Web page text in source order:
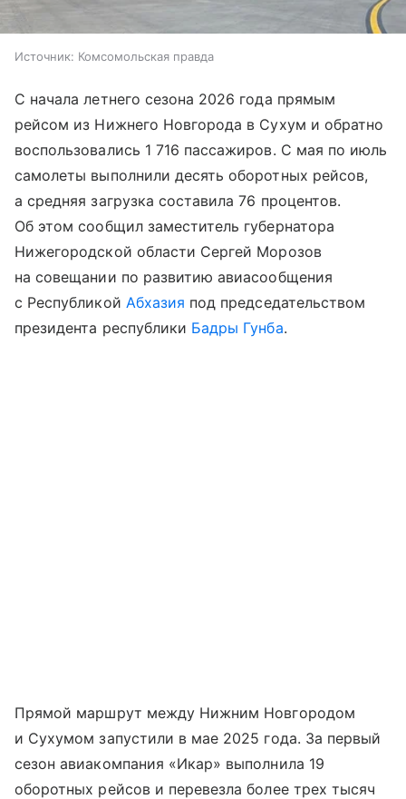
Источник: Комсомольская правда
С начала летнего сезона 2026 года прямым
рейсом из Нижнего Новгорода в Сухум и обратно
воспользовались 1 716 пассажиров. С мая по июль
самолеты выполнили десять оборотных рейсов,
а средняя загрузка составила 76 процентов.
Об этом сообщил заместитель губернатора
Нижегородской области Сергей Морозов
на совещании по развитию авиасообщения
с Республикой Абхазия под председательством
президента республики Бадры Гунба.
Прямой маршрут между Нижним Новгородом
и Сухумом запустили в мае 2025 года. За первый
сезон авиакомпания «Икар» выполнила 19
оборотных рейсов и перевезла более трех тысяч